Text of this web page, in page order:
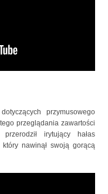
przymusowego
przeglądania zawartości
irytujący hałas
nawinął swoją gorącą